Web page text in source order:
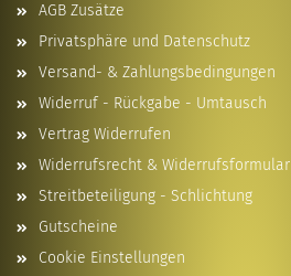
AGB Zusätze
Privatsphäre und Datenschutz
Versand- & Zahlungsbedingungen
Widerruf - Rückgabe - Umtausch
Vertrag Widerrufen
Widerrufsrecht & Widerrufsformular
Streitbeteiligung - Schlichtung
Gutscheine
Cookie Einstellungen